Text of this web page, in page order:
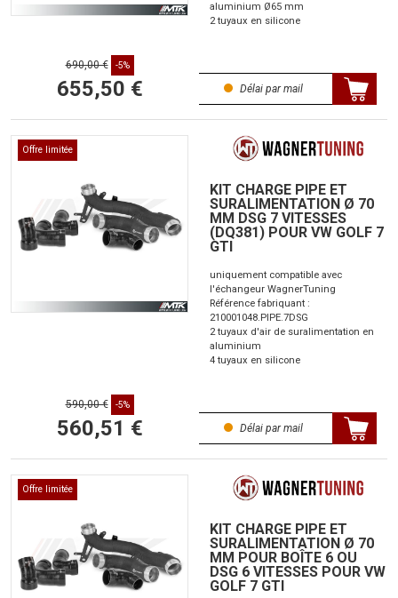
aluminium Ø65 mm
2 tuyaux en silicone
690,00 € -5%
655,50 € Délai par mail
Offre limitée
KIT CHARGE PIPE ET
SURALIMENTATION Ø 70
MM DSG 7 VITESSES
(DQ381) POUR VW GOLF 7
GTI
uniquement compatible avec
l'échangeur WagnerTuning
Référence fabriquant :
210001048.PIPE.7DSG
2 tuyaux d'air de suralimentation en
aluminium
4 tuyaux en silicone
590,00 € -5%
560,51 € Délai par mail
Offre limitée
KIT CHARGE PIPE ET
SURALIMENTATION Ø 70
MM POUR BOÎTE 6 OU
DSG 6 VITESSES POUR VW
GOLF 7 GTI